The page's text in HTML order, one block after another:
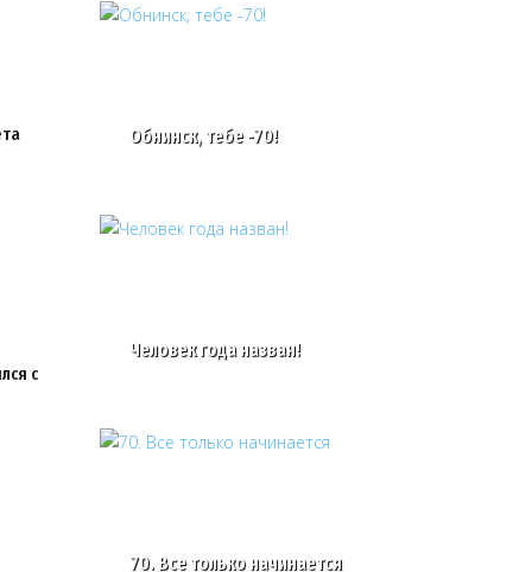
с
Обнинск, тебе -70!
Человек года назван!
70. Все только начинается